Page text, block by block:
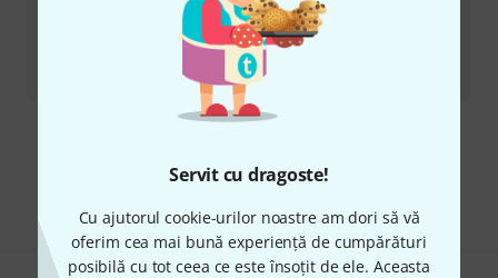
Servit cu dragoste!
Cu ajutorul cookie-urilor noastre am dori să vă
oferim cea mai bună experiență de cumpărături
posibilă cu tot ceea ce este însoțit de ele. Aceasta
Ansmann Lightning/Charging Cable 200
13
lei
Preturile includ TVA